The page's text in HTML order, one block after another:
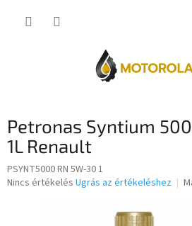
Petronas Syntium
1L Renault
PSYNT5000 RN 5W-30 1
A
Nincs értékelés Ugrás az értékeléshez